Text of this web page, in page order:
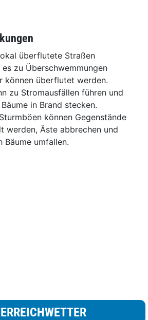
überflutete Straßen
zu Überschwemmungen
können überflutet werden.
zu Stromausfällen führen und
in Brand stecken.
können Gegenstände
werden, Äste abbrechen und
Bäume umfallen.